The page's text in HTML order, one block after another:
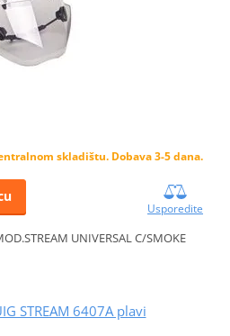
skladištu. Dobava 3-5 dana.
Usporedite
UNIVERSAL C/SMOKE
STREAM 6407A plavi